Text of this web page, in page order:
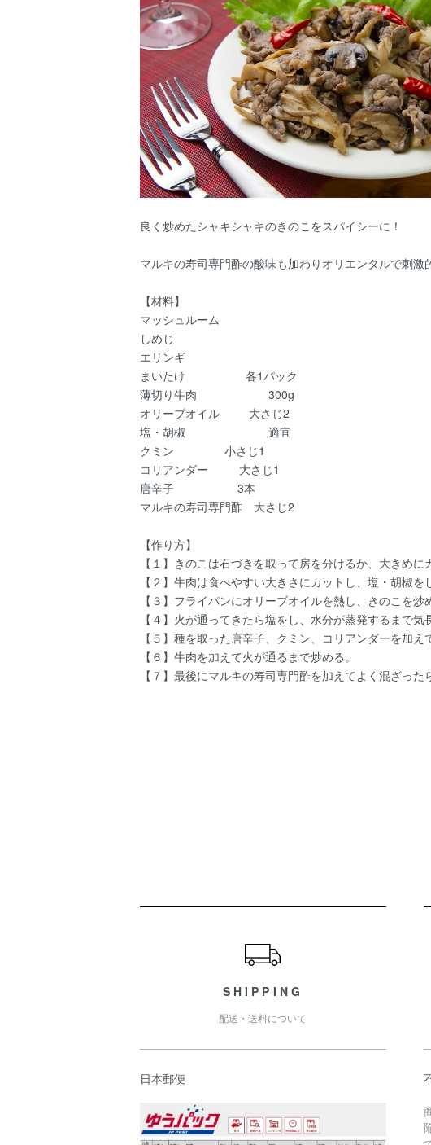
良く炒めたシャキシャキのきのこをスパイシーに！
マルキの寿司専門酢の酸味も加わりオリエンタルで刺激
【材料】
マッシュルーム
しめじ
エリンギ
まいたけ 各1パック
薄切り牛肉 300g
オリーブオイル 大さじ2
塩・胡椒 適宜
クミン 小さじ1
コリアンダー 大さじ1
唐辛子 3本
マルキの寿司専門酢 大さじ2
【作り方】
【１】きのこは石づきを取って房を分けるか、大きめに
【２】牛肉は食べやすい大きさにカットし、塩・胡椒を
【３】フライパンにオリーブオイルを熱し、きのこを炒
【４】火が通ってきたら塩をし、水分が蒸発するまで気
【５】種を取った唐辛子、クミン、コリアンダーを加え
【６】牛肉を加えて火が通るまで炒める。
【７】最後にマルキの寿司専門酢を加えてよく混ざった
SHIPPING
配送・送料について
日本郵便